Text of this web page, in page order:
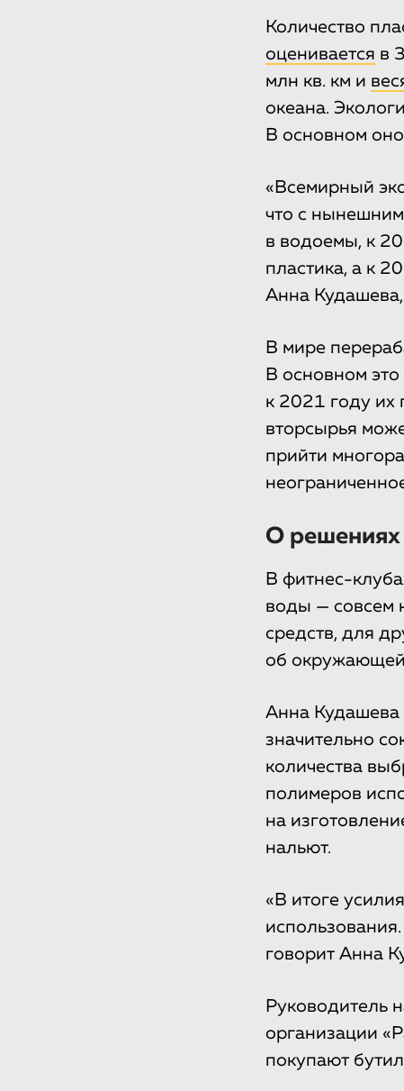
Количество
оценивается в
млн кв. км и
океана.
В основном оно
«Всемирный
что с
в водоемы, к
пластика, а к
Анна
В мире
В основном
к 2021 году их
вторсырья
прийти
О решениях
В фитнес-
воды — совсем
средств, для
об
Анна Кудашева
значительно
количества
полимеров
на
нальют.
«В итоге
говорит Анна
Руководитель
организации
покупают